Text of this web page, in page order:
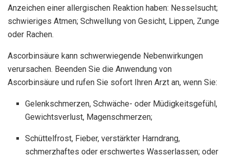
Anzeichen einer allergischen Reaktion haben: Nesselsucht;
schwieriges Atmen; Schwellung von Gesicht, Lippen, Zunge
oder Rachen.
Ascorbinsäure kann schwerwiegende Nebenwirkungen
verursachen. Beenden Sie die Anwendung von
Ascorbinsäure und rufen Sie sofort Ihren Arzt an, wenn Sie:
Gelenkschmerzen, Schwäche- oder Müdigkeitsgefühl,
Gewichtsverlust, Magenschmerzen;
Schüttelfrost, Fieber, verstärkter Harndrang,
schmerzhaftes oder erschwertes Wasserlassen; oder